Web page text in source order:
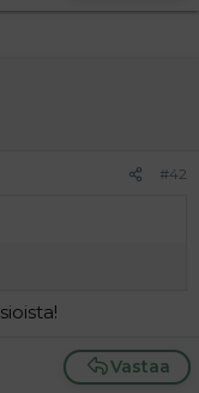
#42
Vastaa